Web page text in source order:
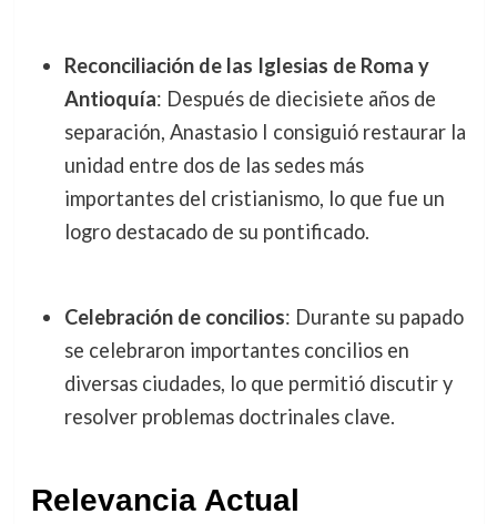
Reconciliación de las Iglesias de Roma y
Antioquía: Después de diecisiete años de
separación, Anastasio I consiguió restaurar la
unidad entre dos de las sedes más
importantes del cristianismo, lo que fue un
logro destacado de su pontificado.
Celebración de concilios: Durante su papado
se celebraron importantes concilios en
diversas ciudades, lo que permitió discutir y
resolver problemas doctrinales clave.
Relevancia Actual